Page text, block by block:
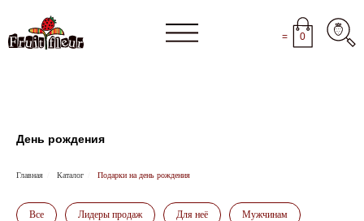
0
=
День рождения
Главная Каталог Подарки на день рождения
Все Лидеры продаж Для неё Мужчинам